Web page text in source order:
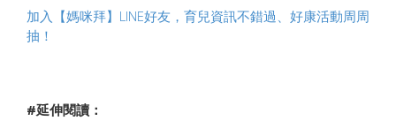
加入【媽咪拜】LINE好友，育兒資訊不錯過、好康活動周周
抽！
#延伸閱讀：